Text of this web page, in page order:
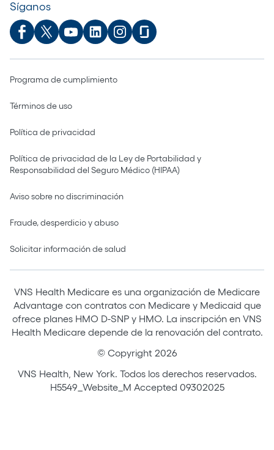
Síganos
Programa de cumplimiento
Términos de uso
Política de privacidad
Política de privacidad de la Ley de Portabilidad y
Responsabilidad del Seguro Médico (HIPAA)
Aviso sobre no discriminación
Fraude, desperdicio y abuso
Solicitar información de salud
VNS Health Medicare es una organización de Medicare
Advantage con contratos con Medicare y Medicaid que
ofrece planes HMO D-SNP y HMO. La inscripción en VNS
Health Medicare depende de la renovación del contrato.
© Copyright 2026
VNS Health, New York. Todos los derechos reservados.
H5549_Website_M Accepted 09302025